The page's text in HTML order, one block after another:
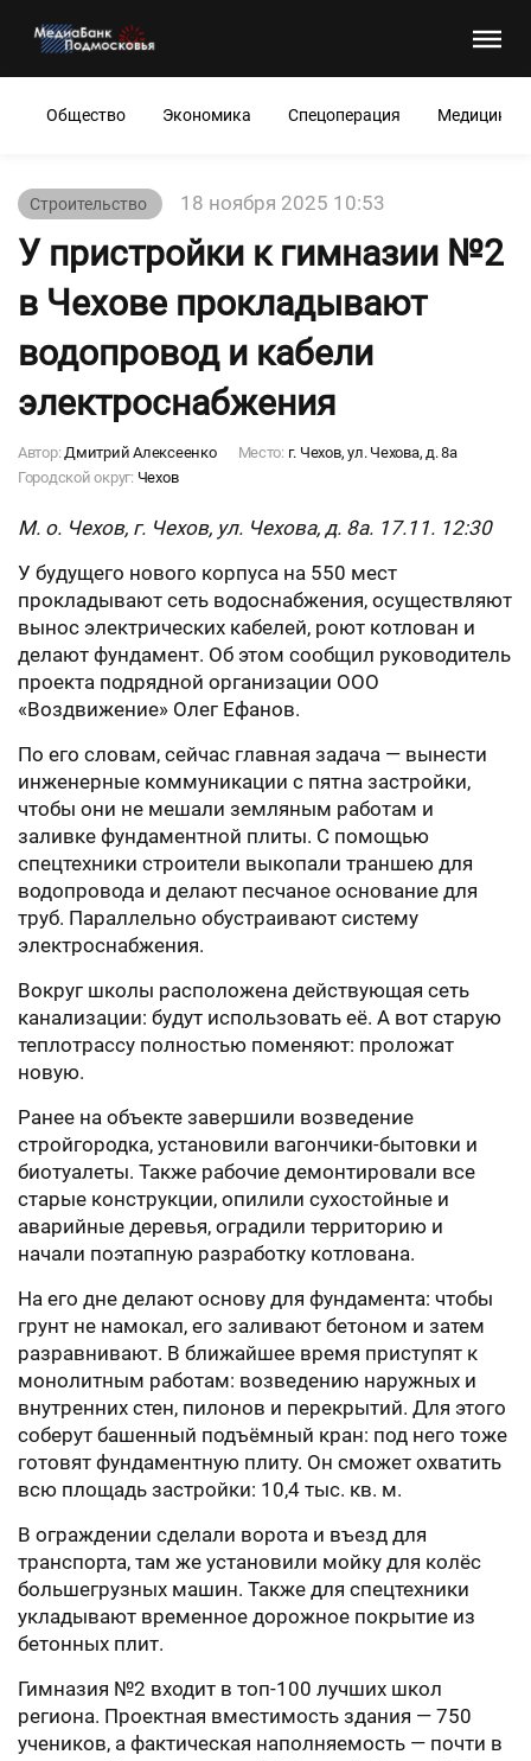
Общество Экономика Спецоперация Медицина
Строительство 18 ноября 2025 10:53
У пристройки к гимназии №2
в Чехове прокладывают
водопровод и кабели
электроснабжения
Автор:Дмитрий Алексеенко Место: г. Чехов, ул. Чехова, д. 8а
Городской округ: Чехов
М. о. Чехов, г. Чехов, ул. Чехова, д. 8а. 17.11. 12:30
У будущего нового корпуса на 550 мест
прокладывают сеть водоснабжения, осуществляют
вынос электрических кабелей, роют котлован и
делают фундамент. Об этом сообщил руководитель
проекта подрядной организации ООО
«Воздвижение» Олег Ефанов.
По его словам, сейчас главная задача — вынести
инженерные коммуникации с пятна застройки,
чтобы они не мешали земляным работам и
заливке фундаментной плиты. С помощью
спецтехники строители выкопали траншею для
водопровода и делают песчаное основание для
труб. Параллельно обустраивают систему
электроснабжения.
Вокруг школы расположена действующая сеть
канализации: будут использовать её. А вот старую
теплотрассу полностью поменяют: проложат
новую.
Ранее на объекте завершили возведение
стройгородка, установили вагончики-бытовки и
биотуалеты. Также рабочие демонтировали все
старые конструкции, опилили сухостойные и
аварийные деревья, оградили территорию и
начали поэтапную разработку котлована.
На его дне делают основу для фундамента: чтобы
грунт не намокал, его заливают бетоном и затем
разравнивают. В ближайшее время приступят к
монолитным работам: возведению наружных и
внутренних стен, пилонов и перекрытий. Для этого
соберут башенный подъёмный кран: под него тоже
готовят фундаментную плиту. Он сможет охватить
всю площадь застройки: 10,4 тыс. кв. м.
В ограждении сделали ворота и въезд для
транспорта, там же установили мойку для колёс
большегрузных машин. Также для спецтехники
укладывают временное дорожное покрытие из
бетонных плит.
Гимназия №2 входит в топ-100 лучших школ
региона. Проектная вместимость здания — 750
учеников, а фактическая наполняемость — почти в